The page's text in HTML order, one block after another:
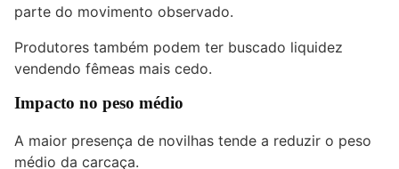
parte do movimento observado.
Produtores também podem ter buscado liquidez
vendendo fêmeas mais cedo.
Impacto no peso médio
A maior presença de novilhas tende a reduzir o peso
médio da carcaça.